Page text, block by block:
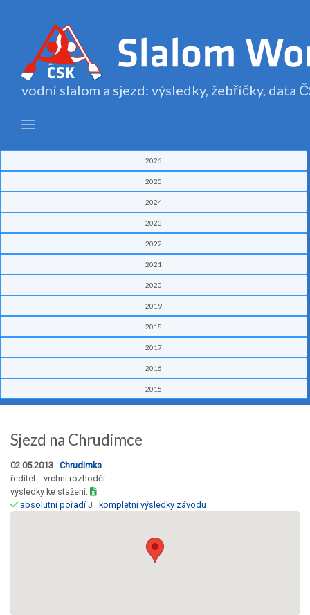
vodní slalom a sjezd: výsledky, žebříčky, data
2026
2025
2024
2023
2022
2021
2020
2019
2018
2017
2016
2015
Sjezd na Chrudimce
02.05.2013 Chrudimka
ředitel: vrchní rozhodčí:
výsledky ke stažení:
absolutní pořadíJ kompletní výsledky závodu